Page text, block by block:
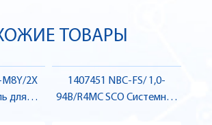
ТОВАРЫ
M8Y/2X
для
1407451 NBC-FS/ 1,0-
94B/R4MC SCO Системний